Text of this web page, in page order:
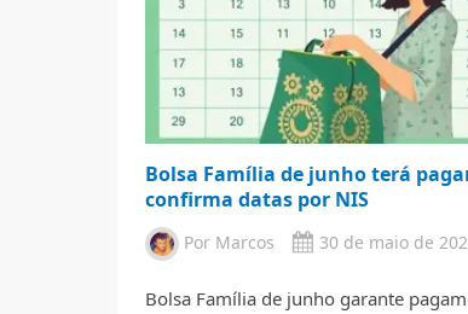
Bolsa Família de junho terá
confirma datas por NIS
Por Marcos 30 de maio de
Bolsa Família de junho garante